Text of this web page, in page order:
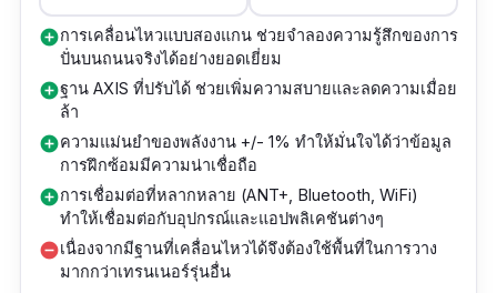
add_circleการเคลื่อนไหวแบบสองแกน ช่วยจำลองความรู้สึกของการ
ปั่นบนถนนจริงได้อย่างยอดเยี่ยม
add_circleฐาน AXIS ที่ปรับได้ ช่วยเพิ่มความสบายและลดความเมื่อย
ล้า
add_circleความแม่นยำของพลังงาน +/- 1% ทำให้มั่นใจได้ว่าข้อมูล
การฝึกซ้อมมีความน่าเชื่อถือ
add_circleการเชื่อมต่อที่หลากหลาย (ANT+, Bluetooth, WiFi)
ทำให้เชื่อมต่อกับอุปกรณ์และแอปพลิเคชันต่างๆ
remove_circleเนื่องจากมีฐานที่เคลื่อนไหวได้จึงต้องใช้พื้นที่ในการวาง
มากกว่าเทรนเนอร์รุ่นอื่น